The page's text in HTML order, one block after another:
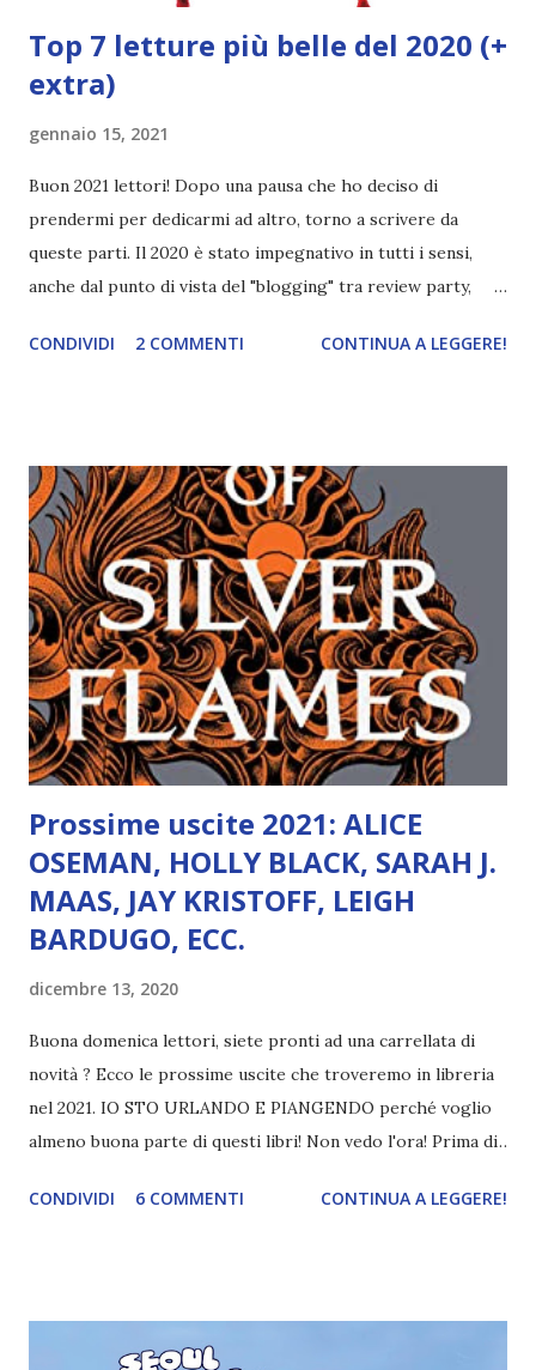
Top 7 letture più belle del 2020 (+
extra)
gennaio 15, 2021
Buon 2021 lettori! Dopo una pausa che ho deciso di
prendermi per dedicarmi ad altro, torno a scrivere da
queste parti. Il 2020 è stato impegnativo in tutti i sensi,
anche dal punto di vista del "blogging" tra review party,
attimo per respirare. Non che mi siano pesati troppo
pressioni, mi sono allontanata un po' (anche se nelle
instagram stories sono presente h24). Quest'anno si
organizza poco, ma si legge molto (spero). Anche se ogni
tanto vi proporrò comunque degli articoli particolari (per
conto mio). Adesso però passiamo alle letture più belle del
2020 . Mi ritengo fortunata perché ho letto tantissimi libri
interessanti. Ve ne propongo 8! Top 7 letture più belle del
2020 1) It, Stephen King In realtà è stata una lettura che ho
fatto princi...
CONDIVIDI 2 COMMENTI CONTINUA A LEGGERE!
Prossime uscite 2021: ALICE
OSEMAN, HOLLY BLACK, SARAH J.
MAAS, JAY KRISTOFF, LEIGH
BARDUGO, ECC.
dicembre 13, 2020
Buona domenica lettori, siete pronti ad una carrellata di
novità ? Ecco le prossime uscite che troveremo in libreria
nel 2021. IO STO URLANDO E PIANGENDO perché voglio
almeno buona parte di questi libri! Non vedo l'ora! Prima di
alle case editrici per aver rovinato la sorpresa, ma
controllare voi stessi la veridicità della notizia ed evitate di
CONDIVIDI 6 COMMENTI CONTINUA A LEGGERE!